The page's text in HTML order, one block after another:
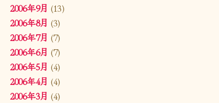
2006年9月 (13)
2006年8月 (3)
2006年7月 (7)
2006年6月 (7)
2006年5月 (4)
2006年4月 (4)
2006年3月 (4)